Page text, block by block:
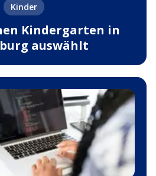
Kinder
Kindergarten in
auswählt